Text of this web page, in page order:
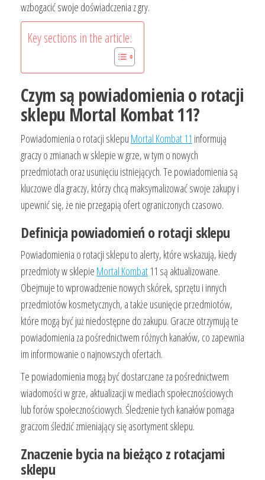
wzbogacić swoje doświadczenia z gry.
Key sections in the article:
Czym są powiadomienia o rotacji
sklepu Mortal Kombat 11?
Powiadomienia o rotacji sklepu Mortal Kombat 11 informują
graczy o zmianach w sklepie w grze, w tym o nowych
przedmiotach oraz usunięciu istniejących. Te powiadomienia są
kluczowe dla graczy, którzy chcą maksymalizować swoje zakupy i
upewnić się, że nie przegapią ofert ograniczonych czasowo.
Definicja powiadomień o rotacji sklepu
Powiadomienia o rotacji sklepu to alerty, które wskazują, kiedy
przedmioty w sklepie Mortal Kombat 11 są aktualizowane.
Obejmuje to wprowadzenie nowych skórek, sprzętu i innych
przedmiotów kosmetycznych, a także usunięcie przedmiotów,
które mogą być już niedostępne do zakupu. Gracze otrzymują te
powiadomienia za pośrednictwem różnych kanałów, co zapewnia
im informowanie o najnowszych ofertach.
Te powiadomienia mogą być dostarczane za pośrednictwem
wiadomości w grze, aktualizacji w mediach społecznościowych
lub forów społecznościowych. Śledzenie tych kanałów pomaga
graczom śledzić zmieniający się asortyment sklepu.
Znaczenie bycia na bieżąco z rotacjami
sklepu